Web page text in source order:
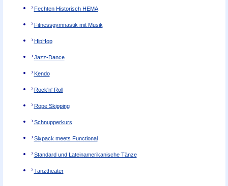
Fechten Historisch HEMA
Fitnessgymnastik mit Musik
HipHop
Jazz-Dance
Kendo
Rock'n' Roll
Rope Skipping
Schnupperkurs
Sixpack meets Functional
Standard und Lateinamerikanische Tänze
Tanztheater